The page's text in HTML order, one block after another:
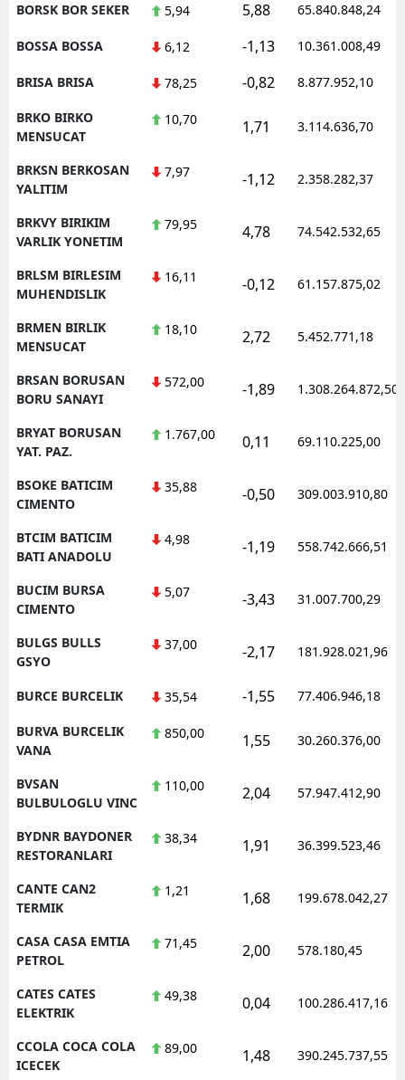
BORSK BOR SEKER 5,94 5,88 65.840.848,24
BOSSA BOSSA 6,12 -1,13 10.361.008,49
BRISA BRISA 78,25 -0,82 8.877.952,10
BRKO BIRKO
MENSUCAT
10,70 1,71 3.114.636,70
BRKSN BERKOSAN
YALITIM
7,97 -1,12 2.358.282,37
BRKVY BIRIKIM
VARLIK YONETIM
79,95 4,78 74.542.532,65
BRLSM BIRLESIM
MUHENDISLIK
16,11 -0,12 61.157.875,02
BRMEN BIRLIK
MENSUCAT
18,10 2,72 5.452.771,18
BRSAN BORUSAN
BORU SANAYI
572,00 -1,89 1.308.264.872,50
BRYAT BORUSAN
YAT. PAZ.
1.767,00 0,11 69.110.225,00
BSOKE BATICIM
CIMENTO
35,88 -0,50 309.003.910,80
BTCIM BATICIM
BATI ANADOLU
4,98 -1,19 558.742.666,51
BUCIM BURSA
CIMENTO
5,07 -3,43 31.007.700,29
BULGS BULLS
GSYO
37,00 -2,17 181.928.021,96
BURCE BURCELIK 35,54 -1,55 77.406.946,18
BURVA BURCELIK
VANA
850,00 1,55 30.260.376,00
BVSAN
BULBULOGLU VINC
110,00 2,04 57.947.412,90
BYDNR BAYDONER
RESTORANLARI
38,34 1,91 36.399.523,46
CANTE CAN2
TERMIK
1,21 1,68 199.678.042,27
CASA CASA EMTIA
PETROL
71,45 2,00 578.180,45
CATES CATES
ELEKTRIK
49,38 0,04 100.286.417,16
CCOLA COCA COLA
ICECEK
89,00 1,48 390.245.737,55